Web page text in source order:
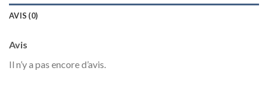
AVIS (0)
Avis
Il n’y a pas encore d’avis.